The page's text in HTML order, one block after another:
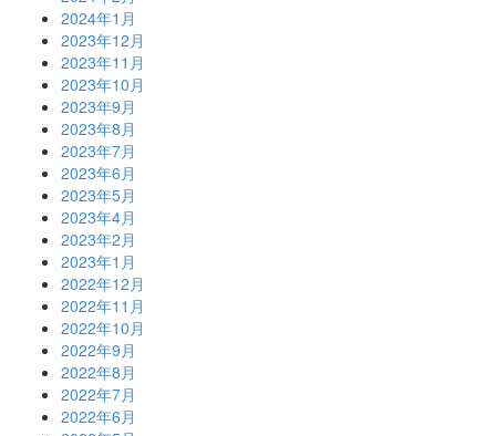
2024年1月
2023年12月
2023年11月
2023年10月
2023年9月
2023年8月
2023年7月
2023年6月
2023年5月
2023年4月
2023年2月
2023年1月
2022年12月
2022年11月
2022年10月
2022年9月
2022年8月
2022年7月
2022年6月